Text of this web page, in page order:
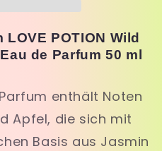
LOVE POTION Wild
de Parfum 50 ml
enthält Noten
Apfel, die sich mit
Basis aus Jasmin